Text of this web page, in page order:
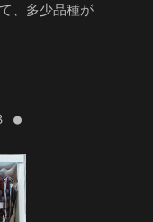
、多少品種が
●